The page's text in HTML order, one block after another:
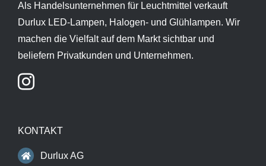
Als Handelsunternehmen für Leuchtmittel verkauft
Durlux LED-Lampen, Halogen- und Glühlampen. Wir
machen die Vielfalt auf dem Markt sichtbar und
beliefern Privatkunden und Unternehmen.
KONTAKT
Durlux AG